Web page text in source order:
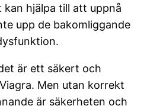
kan hjälpa till att uppnå
upp de bakomliggande
är ett säkert och
Men utan korrekt
är säkerheten och